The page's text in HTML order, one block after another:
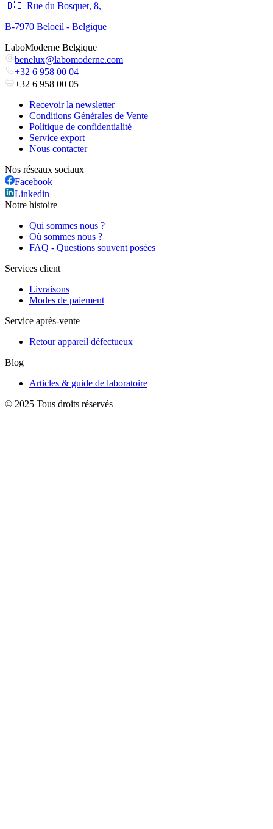
🇧🇪 Rue du Bosquet, 8,
B-7970 Beloeil - Belgique
LaboModerne Belgique
benelux@labomoderne.com
+32 6 958 00 04
+32 6 958 00 05
Recevoir la newsletter
Conditions Générales de Vente
Politique de confidentialité
Service export
Nous contacter
Nos réseaux sociaux
Facebook
Linkedin
Notre histoire
Qui sommes nous ?
Où sommes nous ?
FAQ - Questions souvent posées
Services client
Livraisons
Modes de paiement
Service après-vente
Retour appareil défectueux
Blog
Articles & guide de laboratoire
© 2025 Tous droits réservés